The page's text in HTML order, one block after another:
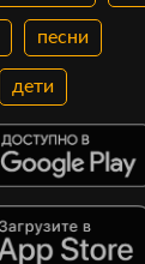
песни
дети